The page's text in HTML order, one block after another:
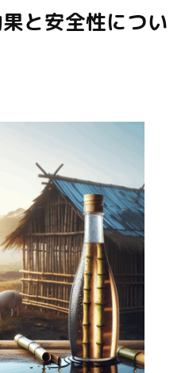
と安全性につい